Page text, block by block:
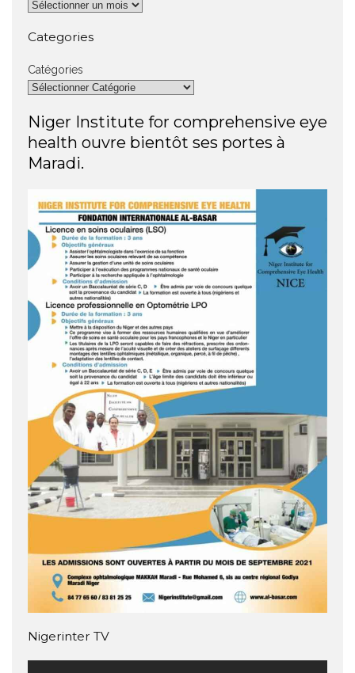
Categories
Catégories
Niger Institute for comprehensive eye
health ouvre bientôt ses portes à
Maradi.
Nigerinter TV